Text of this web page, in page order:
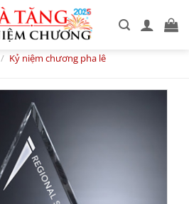
/ Kỷ niệm chương pha lê